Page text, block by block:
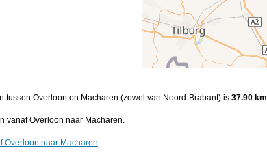
tussen Overloon en Macharen (zowel van Noord-Brabant) is 37.90 km
vanaf Overloon naar Macharen.
Overloon naar Macharen